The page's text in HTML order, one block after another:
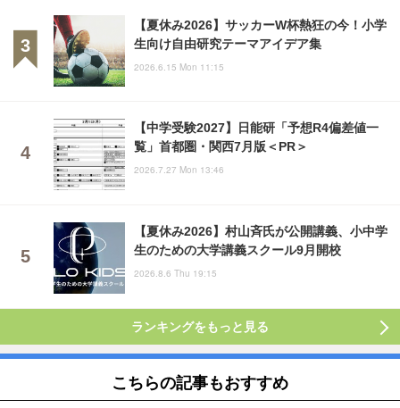
【夏休み2026】サッカーW杯熱狂の今！小学
生向け自由研究テーマアイデア集
2026.6.15 Mon 11:15
【中学受験2027】日能研「予想R4偏差値一
覧」首都圏・関西7月版＜PR＞
2026.7.27 Mon 13:46
【夏休み2026】村山斉氏が公開講義、小中学
生のための大学講義スクール9月開校
2026.8.6 Thu 19:15
ランキングをもっと見る
こちらの記事もおすすめ